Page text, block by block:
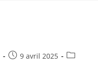
9 avril 2025